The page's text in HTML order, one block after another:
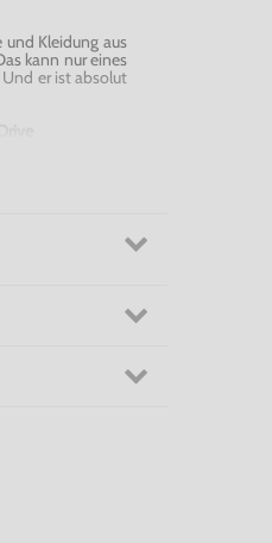
Kleidung aus
kann nur eines
er ist absolut